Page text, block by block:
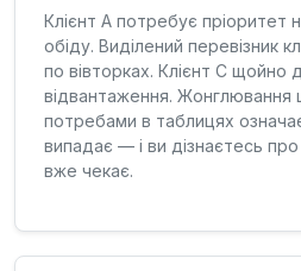
Клієнт A потребує пріоритет
обіду. Виділений перевізник
по вівторках. Клієнт C щойно
відвантаження. Жонглювання
потребами в таблицях
випадає — і ви дізнаєтесь
вже чекає.